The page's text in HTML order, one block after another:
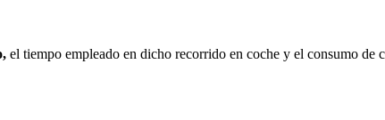
el tiempo empleado en dicho recorrido en coche y el consumo de